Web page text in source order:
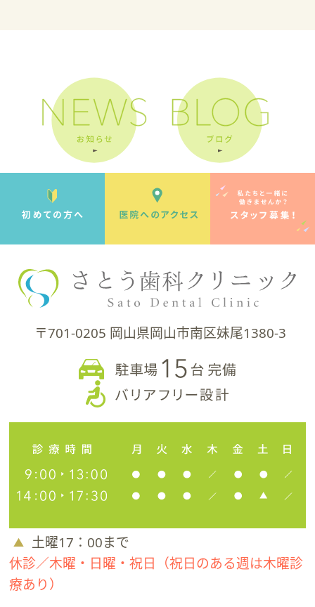
〒701-0205 岡山県岡山市南区妹尾1380-3
土曜17：00まで
休診／木曜・日曜・祝日（祝日のある週は木曜診
療あり）